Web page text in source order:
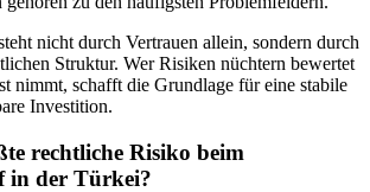
nicht durch Vertrauen allein, sondern durch
Struktur. Wer Risiken nüchtern bewertet
nimmt, schafft die Grundlage für eine stabile
Investition.
rechtliche Risiko beim
in der Türkei?